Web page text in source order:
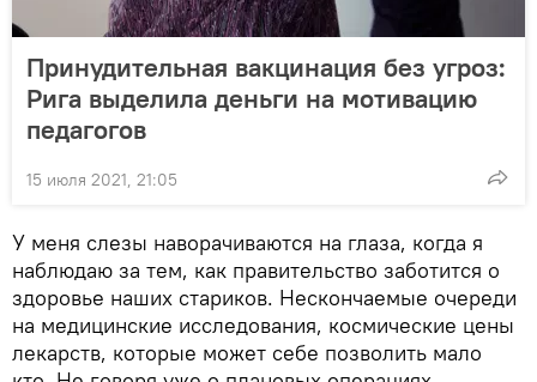
Принудительная вакцинация без угроз:
Рига выделила деньги на мотивацию
педагогов
15 июля 2021, 21:05
У меня слезы наворачиваются на глаза, когда я
наблюдаю за тем, как правительство заботится о
здоровье наших стариков. Нескончаемые очереди
на медицинские исследования, космические цены
лекарств, которые может себе позволить мало